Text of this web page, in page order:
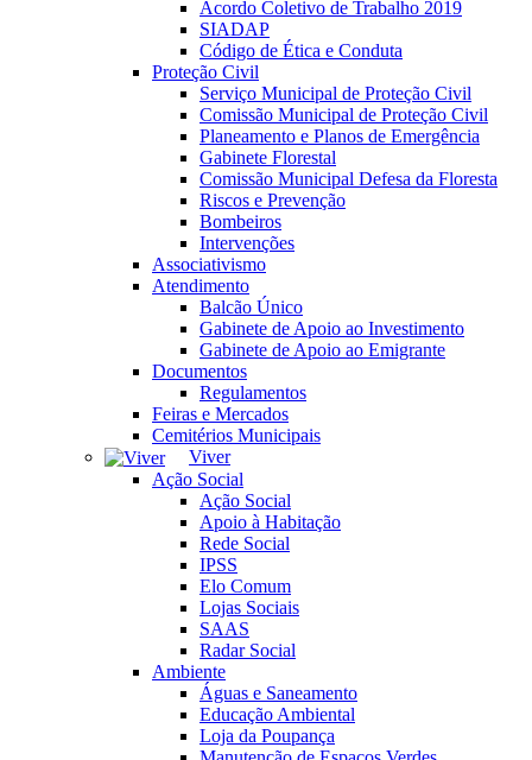
Acordo Coletivo de Trabalho 2019
SIADAP
Código de Ética e Conduta
Proteção Civil
Serviço Municipal de Proteção Civil
Comissão Municipal de Proteção Civil
Planeamento e Planos de Emergência
Gabinete Florestal
Comissão Municipal Defesa da Floresta
Riscos e Prevenção
Bombeiros
Intervenções
Associativismo
Atendimento
Balcão Único
Gabinete de Apoio ao Investimento
Gabinete de Apoio ao Emigrante
Documentos
Regulamentos
Feiras e Mercados
Cemitérios Municipais
Viver
Ação Social
Ação Social
Apoio à Habitação
Rede Social
IPSS
Elo Comum
Lojas Sociais
SAAS
Radar Social
Ambiente
Águas e Saneamento
Educação Ambiental
Loja da Poupança